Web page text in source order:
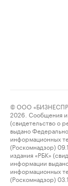
© ООО
2026. Сообщения и
(свидетельство о
выдано
информационных
(Роскомнадзор)
издания «РБК»
информации
информационных
(Роскомнадзор)